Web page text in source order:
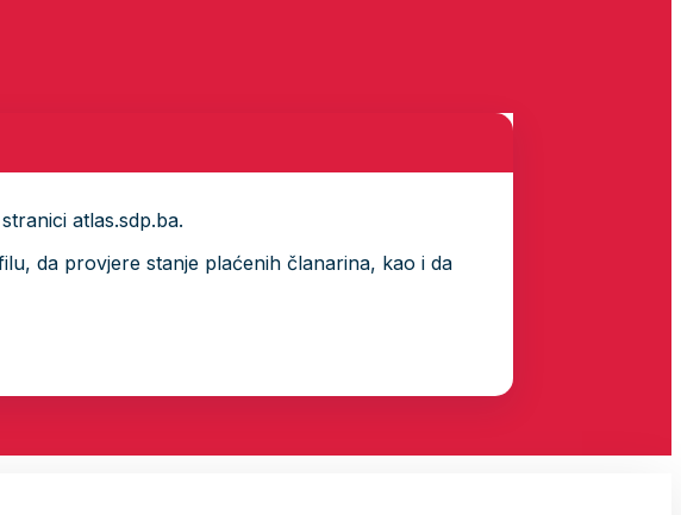
atlas.sdp.ba.
da provjere stanje plaćenih članarina, kao i da